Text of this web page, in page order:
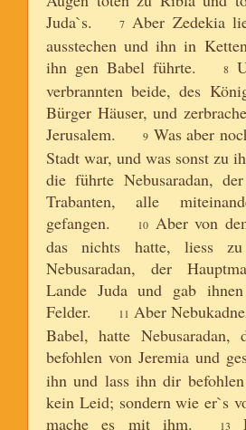
Juda`s.
7 Aber Zedekia
ausstechen und ihn in
ihn gen Babel führte.
8
verbrannten beide, des
Bürger Häuser, und
Jerusalem.
9 Was aber
Stadt war, und was sonst zu
die führte Nebusaradan,
Trabanten, alle
gefangen.
10 Aber von
das nichts hatte, liess
Nebusaradan, der
Lande Juda und gab
Felder.
11 Aber
Babel, hatte Nebusaradan,
befohlen von Jeremia und
ihn und lass ihn dir
kein Leid; sondern wie er`s
mache es mit ihm.
13